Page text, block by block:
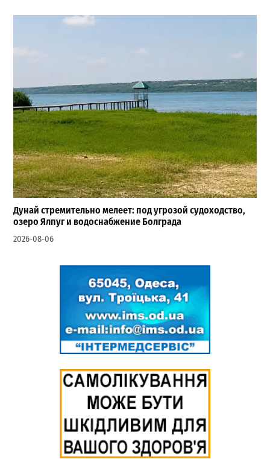
Дунай стремительно мелеет: под угрозой судоходство,
озеро Ялпуг и водоснабжение Болграда
2026-08-06